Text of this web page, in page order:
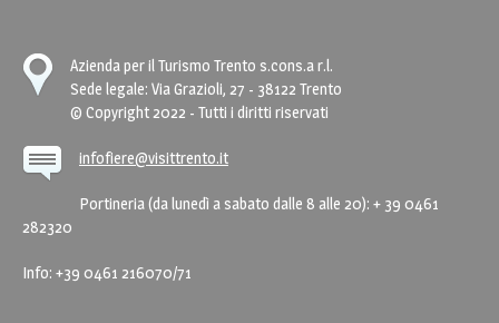
Azienda per il Turismo Trento s.cons.a r.l.
Sede legale: Via Grazioli, 27 - 38122 Trento
© Copyright 2022 - Tutti i diritti riservati
infofiere@visittrento.it
Portineria (da lunedì a sabato dalle 8 alle 20): + 39 0461
282320
Info: +39 0461 216070/71